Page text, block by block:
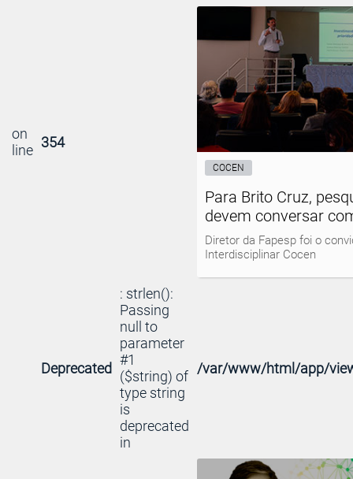
on
line 354
COCEN
Para Brito Cruz,
devem conversar
Diretor da Fapesp foi o
Interdisciplinar Cocen
Deprecated
: strlen():
Passing
null to
parameter
#1
($string) of
type string
is
deprecated
in
/var/www/html/app/